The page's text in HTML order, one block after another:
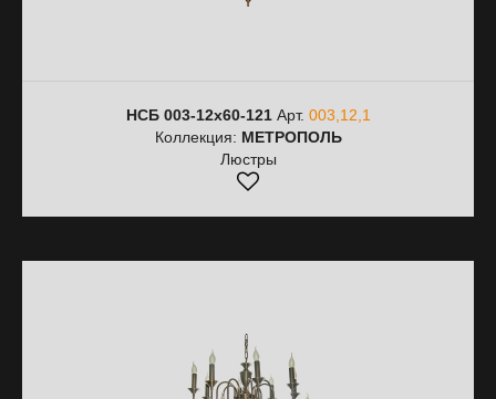
НСБ 003-12х60-121Арт. 003,12,1
Коллекция: МЕТРОПОЛЬ
Люстры